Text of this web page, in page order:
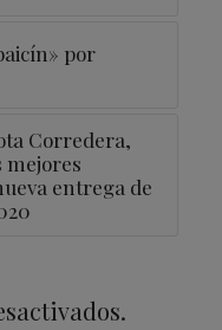
por
Corredera,
mejores
entrega de